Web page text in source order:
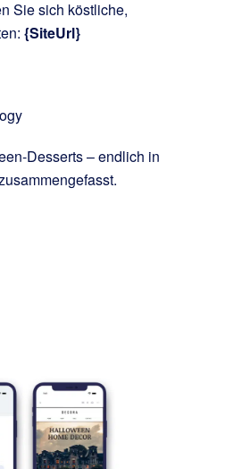
Sie sich köstliche,
{SiteUrl}
Desserts – endlich in